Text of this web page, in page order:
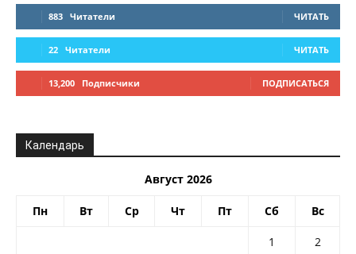
883 Читатели ЧИТАТЬ
22 Читатели ЧИТАТЬ
13,200 Подписчики ПОДПИСАТЬСЯ
Календарь
Август 2026
Пн Вт Ср Чт Пт Сб Вс
1
2